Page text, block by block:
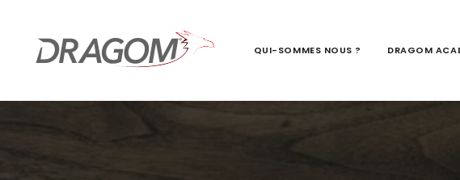
QUI-SOMMES NOUS ? DRAGOM